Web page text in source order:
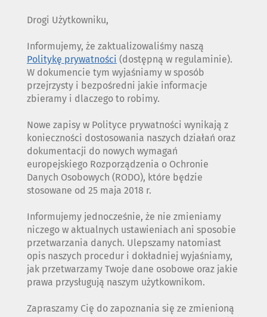
Drogi Użytkowniku,
Informujemy, że zaktualizowaliśmy naszą
Politykę prywatności (dostępną w regulaminie).
W dokumencie tym wyjaśniamy w sposób
przejrzysty i bezpośredni jakie informacje
zbieramy i dlaczego to robimy.
Nowe zapisy w Polityce prywatności wynikają z
konieczności dostosowania naszych działań oraz
dokumentacji do nowych wymagań
europejskiego Rozporządzenia o Ochronie
Danych Osobowych (RODO), które będzie
stosowane od 25 maja 2018 r.
Informujemy jednocześnie, że nie zmieniamy
niczego w aktualnych ustawieniach ani sposobie
przetwarzania danych. Ulepszamy natomiast
opis naszych procedur i dokładniej wyjaśniamy,
jak przetwarzamy Twoje dane osobowe oraz jakie
prawa przysługują naszym użytkownikom.
Zapraszamy Cię do zapoznania się ze zmienioną